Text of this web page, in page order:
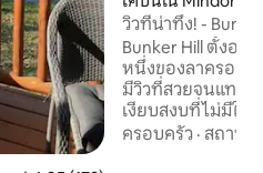
วิวที่น่าทึ่ง! -
Bunker Hill ตั้งอยู่
หนึ่งของลาครอส
มีวิวที่สวยจนแทบห
เงียบสงบที่ไม่มีใค
เสียงของธรรมชา
ครอบครัว · สถานที่